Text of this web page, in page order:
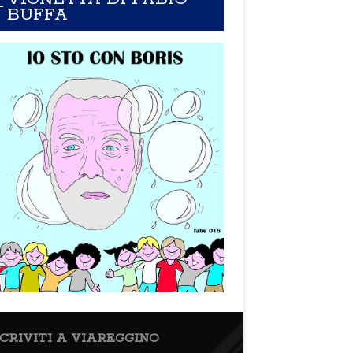
BUFFA
A VIAREGGINO